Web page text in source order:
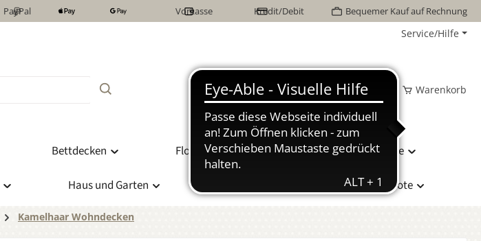
PayPal Vorkasse Kredit/Debit Bequemer Kauf auf Rechnung
Service/Hilfe
Wunschzettel Mein Konto Warenkorb
Bettdecken Flor Naturhaarbetten Bettwäsche
Haus und Garten Sonderangebote
Kamelhaar Wohndecken